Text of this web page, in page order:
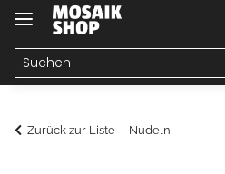
Zurück zur Liste Nudeln